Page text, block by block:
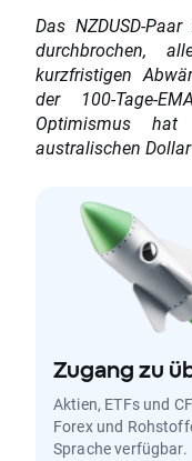
Das NZDUSD-
durchbrochen,
kurzfristigen
der 100-Tage-
Optimismus
australischen
Zugang zu
Aktien, ETFs und
Forex und
Sprache verfügbar.